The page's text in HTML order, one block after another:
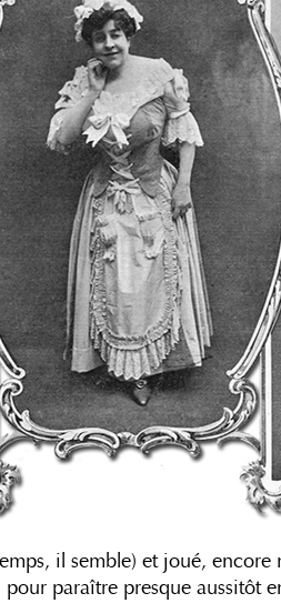
il semble) et joué,
pour paraître presque aussitôt